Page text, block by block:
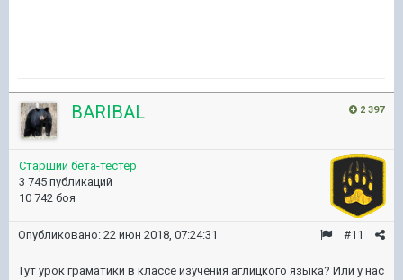
2 397
BARIBAL
Старший бета-тестер
3 745 публикаций
10 742 боя
#11
Опубликовано: 22 июн 2018, 07:24:31
Тут урок граматики в классе изучения аглицкого языка? Или у нас